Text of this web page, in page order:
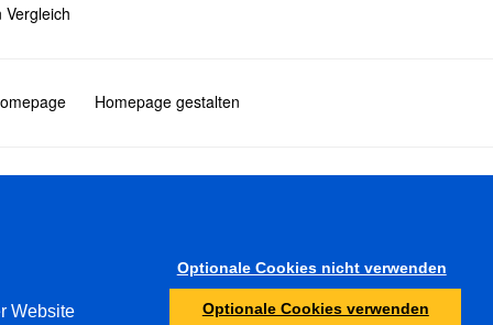
Vergleich
Homepage gestalten
Jugendschutz
Website
Optionale Cookies nicht verwenden
Optionale Cookies verwenden